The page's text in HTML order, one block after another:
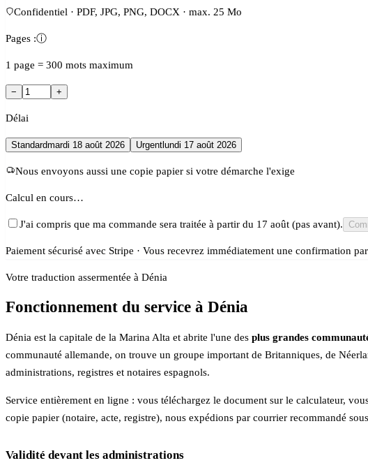
Confidentiel · PDF, JPG, PNG, DOCX · max. 25 Mo
Pages :ⓘ
1 page = 300 mots maximum
− +
Délai
Standardmardi 18 août 2026 Urgentlundi 17 août 2026
Nous envoyons aussi une copie papier si votre démarche l'exige
Calcul en cours…
J'ai compris que ma commande sera traitée à partir du 17 août (pas avant).
Paiement sécurisé avec Stripe · Vous recevrez immédiatement une confirmation
Votre traduction assermentée à Dénia
Fonctionnement du service à Dénia
Dénia est la capitale de la Marina Alta et abrite l'une des plus grandes
communauté allemande, on trouve un groupe important de Britanniques, de
administrations, registres et notaires espagnols.
Service entièrement en ligne : vous téléchargez le document sur le calculateur,
copie papier (notaire, acte, registre), nous expédions par courrier recommandé sous
Validité devant les administrations